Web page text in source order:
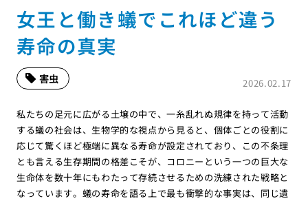
女王と働き蟻でこれほど違う
寿命の真実
2026.02.17
害虫
私たちの足元に広がる土壌の中で、一糸乱れぬ規律を持って活動
する蟻の社会は、生物学的な視点から見ると、個体ごとの役割に
応じて驚くほど極端に異なる寿命が設定されており、この不条理
とも言える生存期間の格差こそが、コロニーという一つの巨大な
生命体を数十年にもわたって存続させるための洗練された戦略と
なっています。蟻の寿命を語る上で最も衝撃的な事実は、同じ遺